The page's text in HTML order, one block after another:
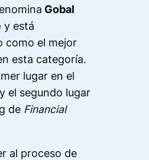
Gobal
y está
como el mejor
esta categoría.
lugar en el
el segundo lugar
de Financial
al proceso de